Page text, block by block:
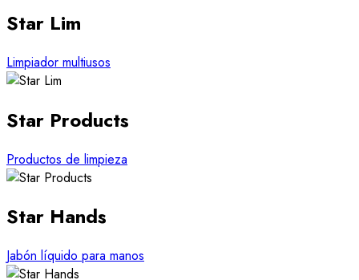
Star Lim
Limpiador multiusos
Star Products
Productos de limpieza
Star Hands
Jabón líquido para manos